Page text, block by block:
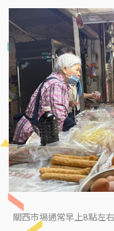
關西市場通常早上8點左